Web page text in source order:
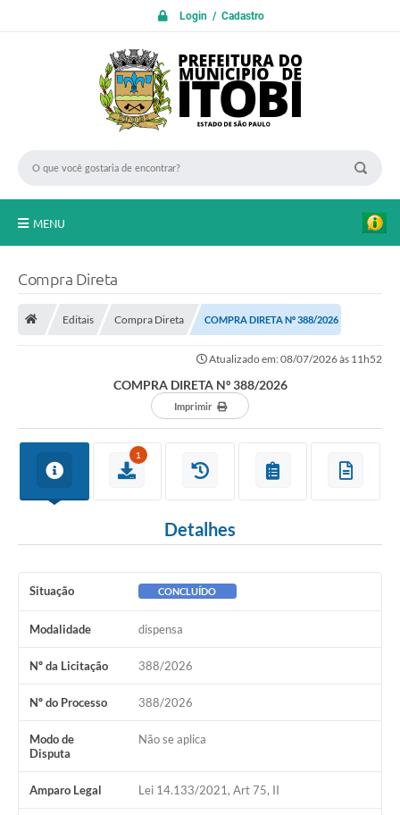
Login / Cadastro
MENU
LEIS MUNICIPAIS
Diário Oficial
Ouvidoria
COVID19
Contas Públicas
SIC
HISTÓRICO - ADM
Relação de Cargos e Salários
Galeria de Fotos
Compra Direta
Editais Compra Direta COMPRA DIRETA Nº 388/2026
Atualizado em: 08/07/2026 às 11h52
COMPRA DIRETA Nº 388/2026
Imprimir
1
Detalhes
Situação CONCLUÍDO
Modalidade dispensa
Nº da Licitação 388/2026
Nº do Processo 388/2026
Modo de
Disputa
Não se aplica
Amparo Legal Lei 14.133/2021, Art 75, II